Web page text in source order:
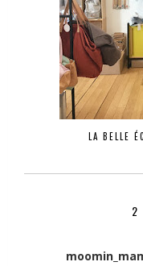
LA BELLE
2